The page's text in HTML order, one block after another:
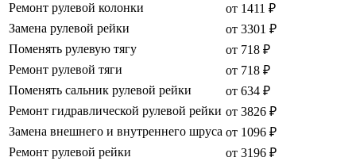
Ремонт рулевой колонки
от 1411 ₽
Замена рулевой рейки
от 3301 ₽
Поменять рулевую тягу
от 718 ₽
Ремонт рулевой тяги
от 718 ₽
Поменять сальник рулевой рейки
от 634 ₽
Ремонт гидравлической рулевой рейки от 3826 ₽
Замена внешнего и внутреннего шруса от 1096 ₽
Ремонт рулевой рейки
от 3196 ₽